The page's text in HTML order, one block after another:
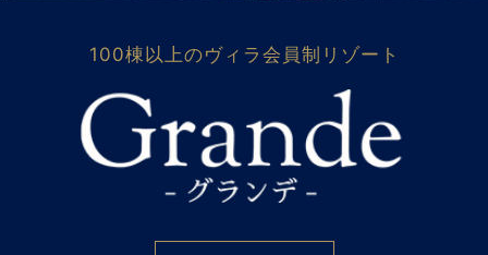
100棟以上のヴィラ会員制リゾート